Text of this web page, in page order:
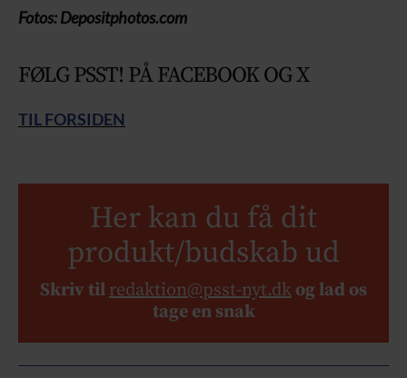
Fotos: Depositphotos.com
FØLG PSST! PÅ FACEBOOK OG X
TIL FORSIDEN
Her kan du få dit
produkt/budskab ud
Skriv til redaktion@psst-nyt.dk og lad os
tage en snak